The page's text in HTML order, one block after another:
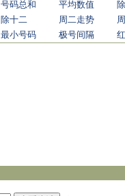
号码总和 平均数值
除十二 周二走势
最小号码 极号间隔